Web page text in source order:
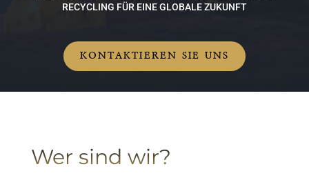
RECYCLING FÜR EINE GLOBALE ZUKUNFT
KONTAKTIEREN SIE UNS
Wer sind wir?